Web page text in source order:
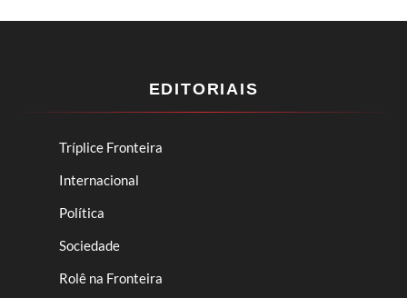
EDITORIAIS
Tríplice Fronteira
Internacional
Política
Sociedade
Rolê na Fronteira